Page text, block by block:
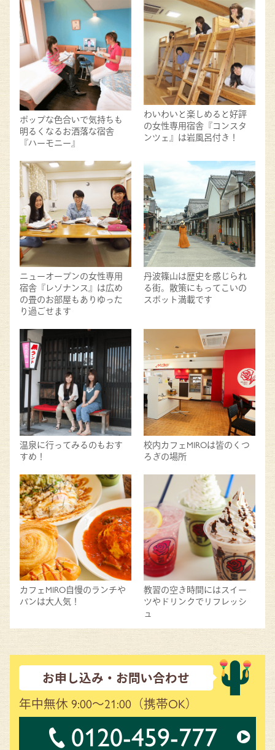
ポップな色合いで気持ちも
明るくなるお洒落な宿舎
『ハーモニー』
わいわいと楽しめると好評
の女性専用宿舎『コンスタ
ンツェ』は岩風呂付き！
ニューオープンの女性専用
宿舎『レゾナンス』は広め
の畳のお部屋もありゆった
り過ごせます
丹波篠山は歴史を感じられ
る街。散策にもってこいの
スポット満載です
温泉に行ってみるのもおす
すめ！
校内カフェMIROは皆のくつ
ろぎの場所
カフェMIRO自慢のランチや
パンは大人気！
教習の空き時間にはスイー
ツやドリンクでリフレッシ
ュ
お申し込み・お問い合わせ
年中無休 9:00～21:00 （携帯OK）
0120-459-777